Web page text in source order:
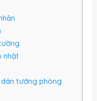
nhật
tường phòng